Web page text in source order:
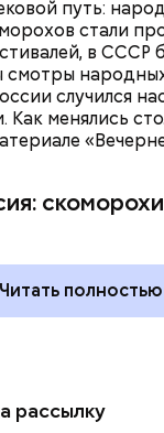
путь:
стали
в СССР
случился
Как менялись
Читать полностью
рассылку